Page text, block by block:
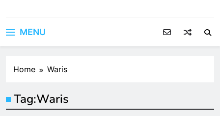
MENU
Home Waris
Tag:Waris